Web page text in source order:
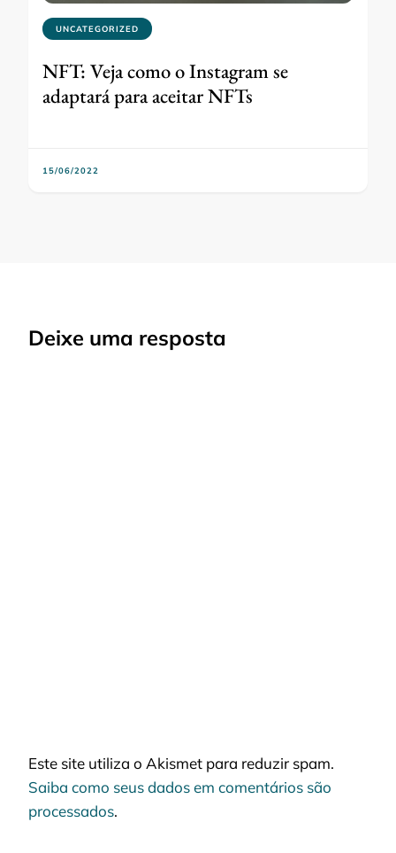
UNCATEGORIZED
NFT: Veja como o Instagram se
adaptará para aceitar NFTs
15/06/2022
Deixe uma resposta
Este site utiliza o Akismet para reduzir spam.
Saiba como seus dados em comentários são
processados.